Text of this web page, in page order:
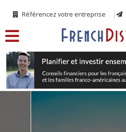
Référencez votre entreprise